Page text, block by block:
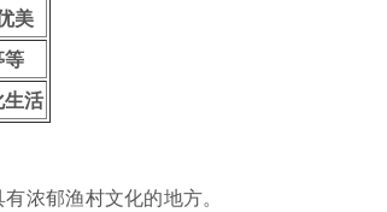
美
活
浓郁渔村文化的地方。